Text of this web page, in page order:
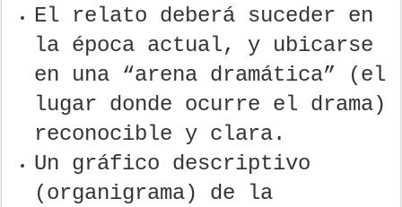
El relato deberá suceder en
la época actual, y ubicarse
en una “arena dramática” (el
lugar donde ocurre el drama)
reconocible y clara.
Un gráfico descriptivo
(organigrama) de la